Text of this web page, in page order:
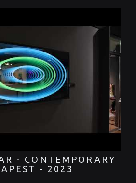
- CONTEMPORARY
- 2023